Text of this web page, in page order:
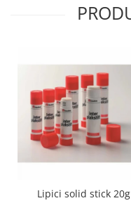
Perceperea timpului -
Stimulare olfactivă
Stimulare tactila
Stimulare vizuala
Terapie de integrare
Lipici solid stick 20g